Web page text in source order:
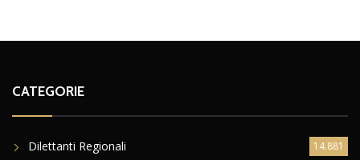
CATEGORIE
Dilettanti Regionali 14.881